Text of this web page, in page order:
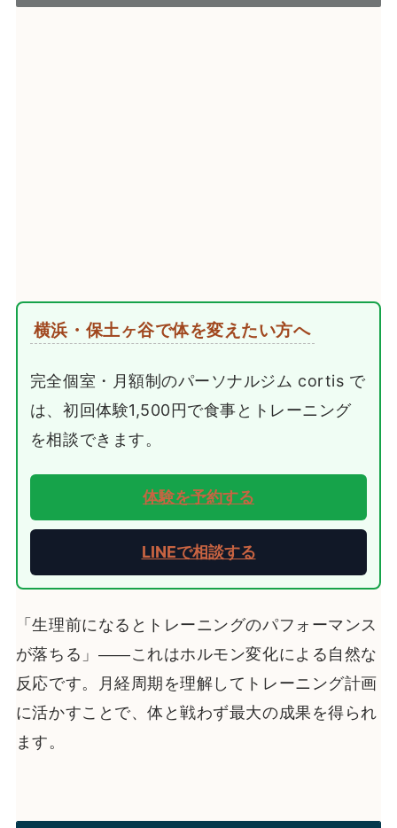
横浜・保土ヶ谷で体を変えたい方へ
完全個室・月額制のパーソナルジム cortis で
は、初回体験1,500円で食事とトレーニング
を相談できます。
体験を予約する
LINEで相談する
「生理前になるとトレーニングのパフォーマンス
が落ちる」——これはホルモン変化による自然な
反応です。月経周期を理解してトレーニング計画
に活かすことで、体と戦わず最大の成果を得られ
ます。